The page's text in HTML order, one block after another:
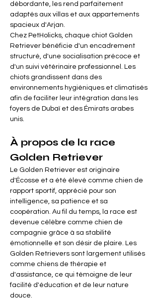
débordante, les rend parfaitement
adaptés aux villas et aux appartements
spacieux d'Arjan.
Chez PetHolicks, chaque chiot Golden
Retriever bénéficie d'un encadrement
structuré, d'une socialisation précoce et
d'un suivi vétérinaire professionnel. Les
chiots grandissent dans des
environnements hygiéniques et climatisés
afin de faciliter leur intégration dans les
foyers de Dubaï et des Émirats arabes
unis.
À propos de la race
Golden Retriever
Le Golden Retriever est originaire
d'Écosse et a été élevé comme chien de
rapport sportif, apprécié pour son
intelligence, sa patience et sa
coopération. Au fil du temps, la race est
devenue célèbre comme chien de
compagnie grâce à sa stabilité
émotionnelle et son désir de plaire. Les
Golden Retrievers sont largement utilisés
comme chiens de thérapie et
d'assistance, ce qui témoigne de leur
facilité d'éducation et de leur nature
douce.